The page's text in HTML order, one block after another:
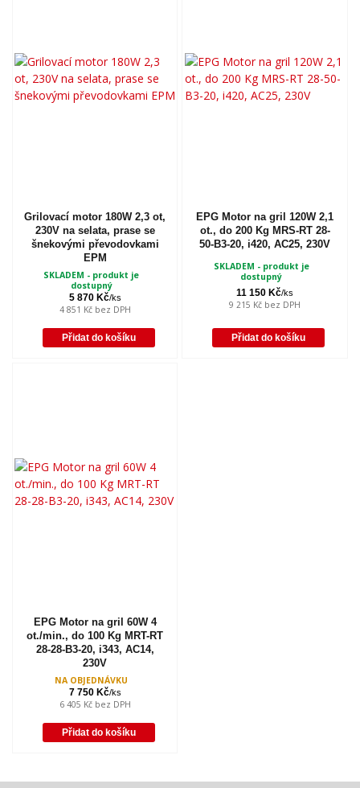
Grilovací motor 180W 2,3 ot,
230V na selata, prase se
šnekovými převodovkami
EPM
5 870 Kč/ks
4 851 Kč bez DPH
SKLADEM - produkt je
dostupný
Přidat do košíku
EPG Motor na gril 120W 2,1
ot., do 200 Kg MRS-RT 28-
50-B3-20, i420, AC25, 230V
11 150 Kč/ks
9 215 Kč bez DPH
SKLADEM - produkt je
dostupný
Přidat do košíku
EPG Motor na gril 60W 4
ot./min., do 100 Kg MRT-RT
28-28-B3-20, i343, AC14,
230V
7 750 Kč/ks
6 405 Kč bez DPH
NA OBJEDNÁVKU
Přidat do košíku